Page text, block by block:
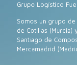
Grupo Logístico
Somos un grupo
de Cotillas (Murcia)
Santiago de
Mercamadrid